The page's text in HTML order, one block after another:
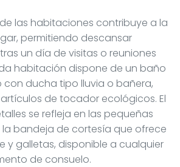
las habitaciones contribuye a la
permitiendo descansar
un día de visitas o reuniones
habitación dispone de un baño
ducha tipo lluvia o bañera,
de tocador ecológicos. El
se refleja en las pequeñas
bandeja de cortesía que ofrece
y galletas, disponible a cualquier
de consuelo.